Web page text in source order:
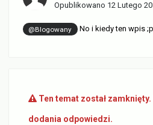
Opublikowano 12 Lutego
@Blogowany No i kiedy ten wpis
Ten temat został
dodania odpowiedzi.